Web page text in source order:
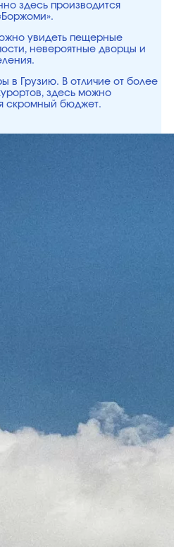
здесь производится
увидеть пещерные
невероятные дворцы и
в Грузию. В отличие от более
здесь можно
скромный бюджет.